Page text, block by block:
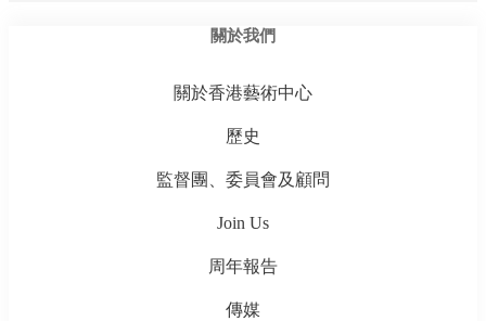
關於我們
關於香港藝術中心
歷史
監督團、委員會及顧問
Join Us
周年報告
傳媒